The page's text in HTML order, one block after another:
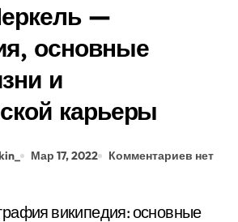
—
основные
и
карьеры
Мар 17, 2022 Комментариев нет